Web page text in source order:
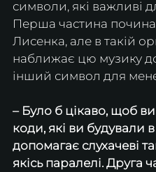
символи, які важливі
Перша частина
Лисенка, але в такій
наближає цю музику
інший символ для
– Було б цікаво, щоб
коди, які ви будували
допомагає слухачеві
якісь паралелі. Друга